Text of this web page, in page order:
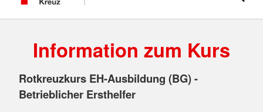
Information zum Kurs
Rotkreuzkurs EH-Ausbildung (BG) -
Betrieblicher Ersthelfer